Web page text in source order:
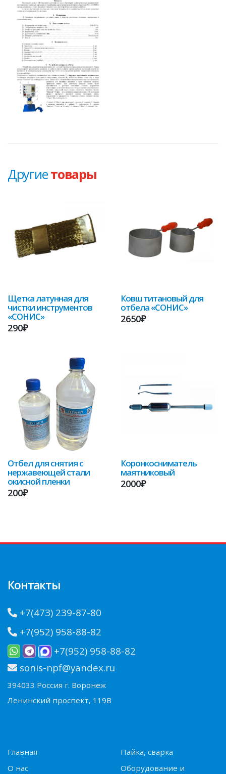
Другиетовары
Щетка латунная для
чистки инструментов
«СОНИС»
290₽
Ковш титановый для
отбела «СОНИС»
2650₽
Отбел для снятия с
нержавеющей стали
окисной пленки
200₽
Коронкосниматель
маятниковый
2000₽
Контакты
+7(473) 239-87-80
+7(952) 958-88-82
+7(952) 958-88-82
sonis-npf@yandex.ru
394033 Россия г. Воронеж
Ленинский проспект, 119В
Главная
О нас
Пайка, сварка
Оборудование и